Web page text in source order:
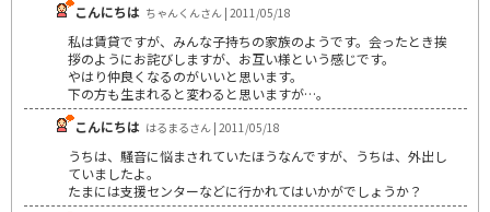
こんにちは ちゃんくんさん | 2011/05/18
私は賃貸ですが、みんな子持ちの家族のようです。会ったとき挨
拶のようにお詫びしますが、お互い様という感じです。
やはり仲良くなるのがいいと思います。
下の方も生まれると変わると思いますが…。
こんにちは はるまるさん | 2011/05/18
うちは、騒音に悩まされていたほうなんですが、うちは、外出し
ていましたよ。
たまには支援センターなどに行かれてはいかがでしょうか？